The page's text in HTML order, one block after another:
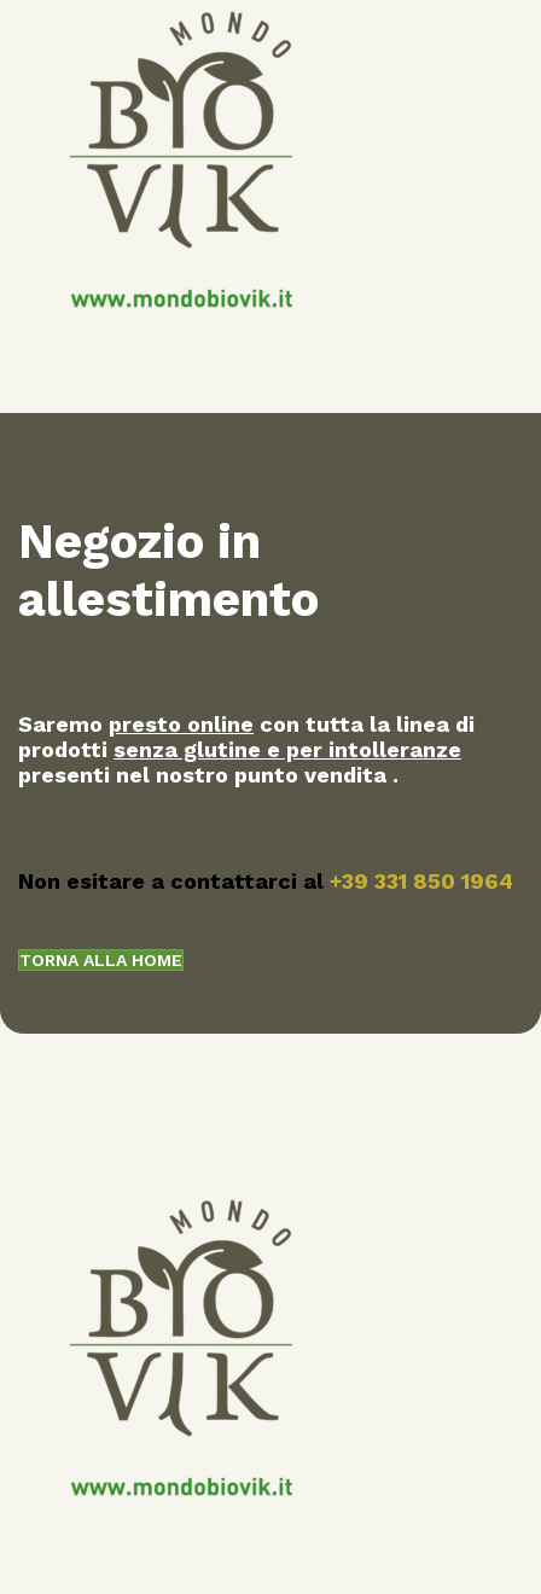
Negozio in
allestimento
Saremo presto online con tutta la linea di
prodotti senza glutine e per intolleranze
presenti nel nostro punto vendita .
Non esitare a contattarci al +39 331 850 1964
TORNA ALLA HOME